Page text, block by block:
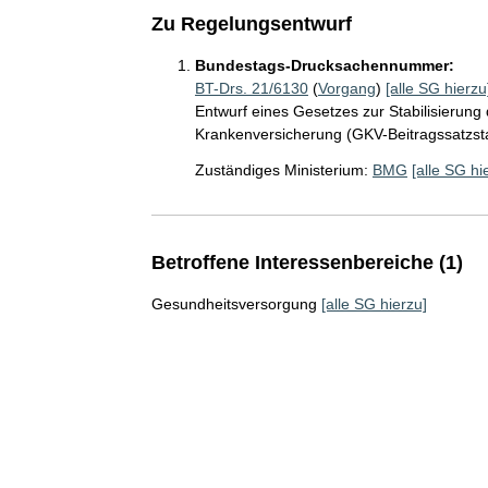
Zu Regelungsentwurf
Bundestags-Drucksachennummer:
BT-Drs. 21/6130(Vorgang) [alle SG
Entwurf eines Gesetzes zur
Krankenversicherung (GKV-
Zuständiges Ministerium: BMG [alle SG
Betroffene Interessenbereiche (1)
Gesundheitsversorgung [alle SG hierzu]